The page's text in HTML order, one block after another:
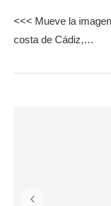
<<< Mueve la
costa de Cádiz,…